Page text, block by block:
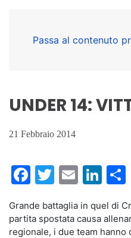
Passa al contenuto
UNDER 14:
21 Febbraio 2014
Facebook
Twitter
Email
Grande battaglia in quel di
partita spostata causa
regionale, i due team hanno